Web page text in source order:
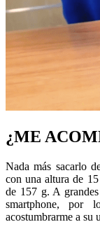
¿ME
Nada más sacarlo
con una altura de
de 157 g. A
smartphone, por
acostumbrarme a su